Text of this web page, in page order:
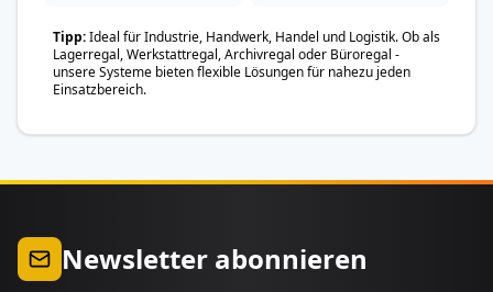
Tipp Ideal für Industrie, Handwerk, Handel und Logistik. Ob als
Lagerregal, Werkstattregal, Archivregal oder Büroregal -
unsere Systeme bieten flexible Lösungen für nahezu jeden
Einsatzbereich.
Newsletter abonnieren